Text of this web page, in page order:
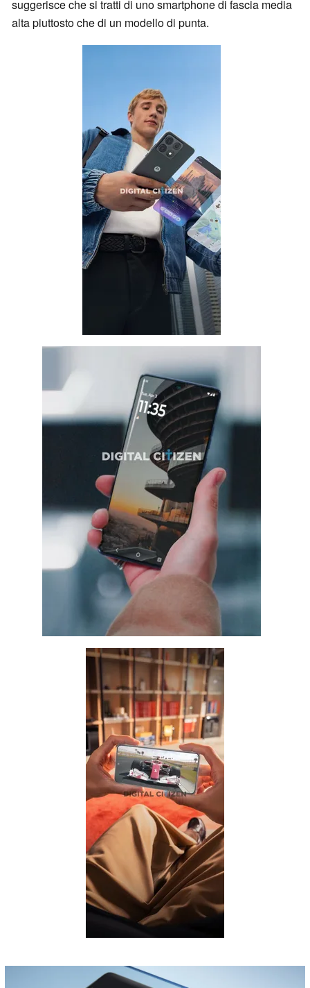
suggerisce che si tratti di uno smartphone di fascia media
alta piuttosto che di un modello di punta.